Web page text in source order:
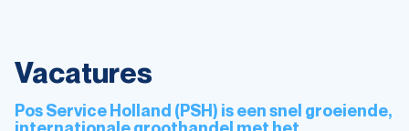
Vacatures
Pos Service Holland (PSH) is een snel groeiende,